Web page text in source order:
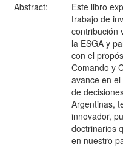
Abstract:
Este libro
trabajo de
contribución
la ESGA y
con el
Comando y
avance en
de
Argentinas,
innovador,
doctrinarios
en nuestro